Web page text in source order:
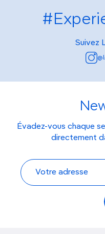
Suivez
Évadez-vous chaque
directement